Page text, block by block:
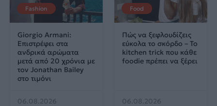
Fashion
Giorgio Armani:
Επιστρέφει στα
ανδρικά αρώματα
μετά από 20 χρόνια με
τον Jonathan Bailey
στο τιμόνι
06.08.2026
Food
Πώς να ξεφλουδίζεις
εύκολα το σκόρδο – Το
kitchen trick που κάθε
foodie πρέπει να ξέρει
06.08.2026